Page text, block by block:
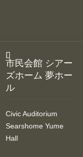
市民会館 シアー
ズホーム 夢ホー
ル
Civic Auditorium
Searshome Yume
Hall